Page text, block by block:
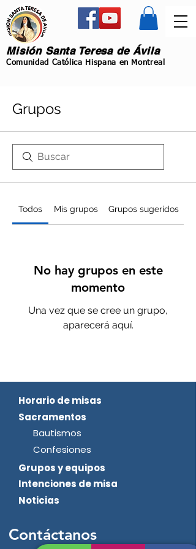
Misión Santa Teresa de Ávila
Comunidad Católica Hispana en Montreal
Grupos
Todos Mis grupos Grupos sugeridos
No hay grupos en este
momento
Una vez que se cree un grupo,
aparecerá aquí.
Intenciones de misa
Noticias
Grupos y equipos
Confesiones
Horario de misas
Bautismos
Sacramentos
Contáctanos